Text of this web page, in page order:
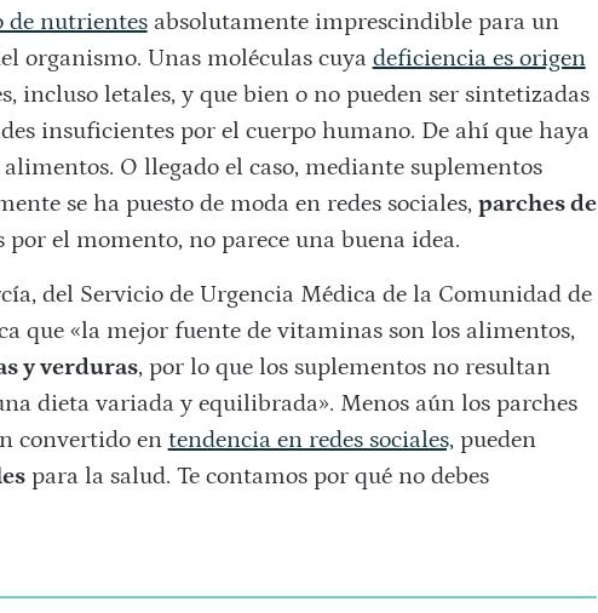
de nutrientesabsolutamente imprescindible para un
organismo. Unas moléculas cuya deficiencia es origen
incluso letales, y que bien o no pueden ser sintetizadas
insuficientes por el cuerpo humano. De ahí que haya
O llegado el caso, mediante suplementos
se ha puesto de moda en redes sociales, parches de
por el momento, no parece una buena idea.
del Servicio de Urgencia Médica de la Comunidad de
que «la mejor fuente de vitaminas son los alimentos,
y verduras, por lo que los suplementos no resultan
dieta variada y equilibrada». Menos aún los parches
convertido en tendencia en redes sociales,pueden
para la salud. Te contamos por qué no debes